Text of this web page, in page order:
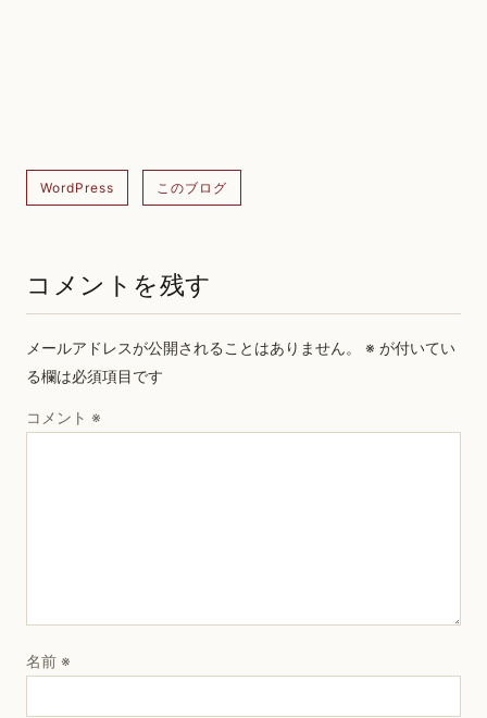
WordPress このブログ
コメントを残す
メールアドレスが公開されることはありません。 ※ が付いてい
る欄は必須項目です
コメント ※
名前 ※